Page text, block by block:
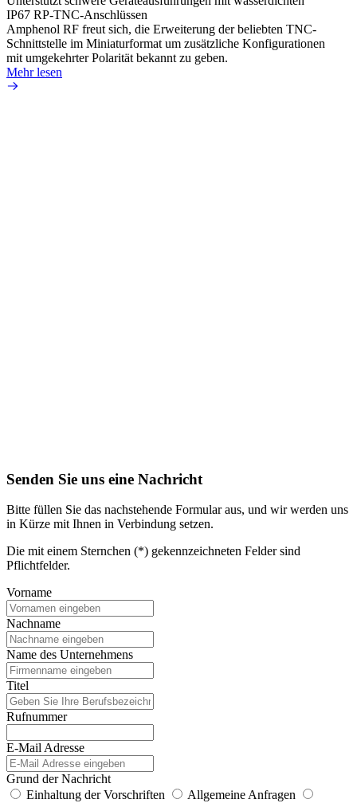
IP67 RP-TNC-Anschlüssen
Amphenol RF freut sich, die Erweiterung der beliebten TNC-
Schnittstelle im Miniaturformat um zusätzliche Konfigurationen
mit umgekehrter Polarität bekannt zu geben.
Mehr lesen
Senden Sie uns eine Nachricht
Bitte füllen Sie das nachstehende Formular aus, und wir werden uns
in Kürze mit Ihnen in Verbindung setzen.
Die mit einem Sternchen (*) gekennzeichneten Felder sind
Pflichtfelder.
Vorname
Nachname
Name des Unternehmens
Titel
Rufnummer
E-Mail Adresse
Grund der Nachricht
Einhaltung der Vorschriften
Allgemeine Anfragen